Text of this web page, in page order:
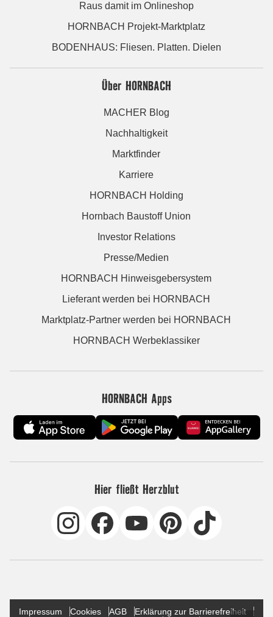
Raus damit im Onlineshop
HORNBACH Projekt-Marktplatz
BODENHAUS: Fliesen. Platten. Dielen
Über HORNBACH
MACHER Blog
Nachhaltigkeit
Marktfinder
Karriere
HORNBACH Holding
Hornbach Baustoff Union
Investor Relations
Presse/Medien
HORNBACH Hinweisgebersystem
Lieferant werden bei HORNBACH
Marktplatz-Partner werden bei HORNBACH
HORNBACH Werbeklassiker
HORNBACH Apps
Hier fließt Herzblut
Impressum Cookies AGB
Erklärung zur Barrierefreiheit